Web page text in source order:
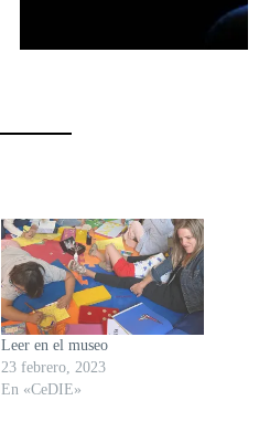
Leer en el museo
23 febrero, 2023
En «CeDIE»